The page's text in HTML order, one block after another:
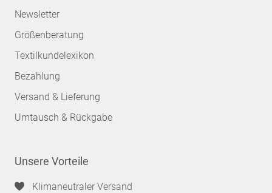
Newsletter
Größenberatung
Textilkundelexikon
Bezahlung
Versand & Lieferung
Umtausch & Rückgabe
Unsere Vorteile
Klimaneutraler Versand